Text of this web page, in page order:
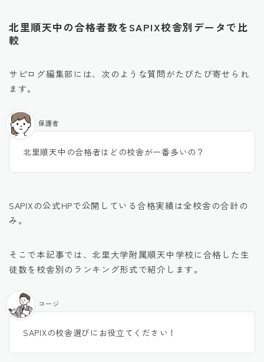
北里順天中の合格者数をSAPIX校舎別データで比
較
サピログ編集部には、次のような質問がたびたび寄せられ
ます。
北里順天中の合格者はどの校舎が一番多いの？
保護者
SAPIXの公式HPで公開している合格実績は全校舎の合計の
み。
そこで本記事では、北里大学附属順天中学校に合格した生
徒数を校舎別のランキング形式で紹介します。
SAPIXの校舎選びにお役立てください！
コージ